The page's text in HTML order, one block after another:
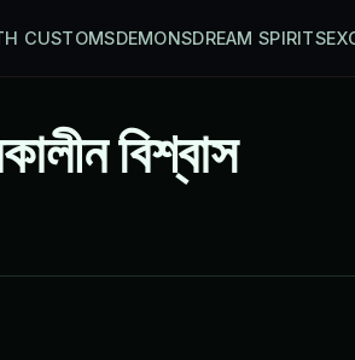
CUSTOMSDEMONSDREAM SPIRITS
বিশ্বাস